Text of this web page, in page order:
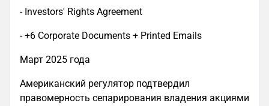
- Investors' Rights Agreement
- +6 Corporate Documents + Printed Emails
Март 2025 года
Американский регулятор подтвердил
правомерность сепарирования владения акциями